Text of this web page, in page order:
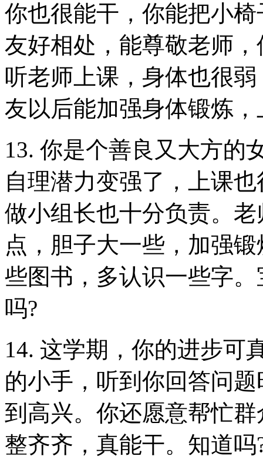
你也很能干，你能把小
友好相处，能尊敬老师
听老师上课，身体也很
友以后能加强身体锻炼
13. 你是个善良又大方的
自理潜力变强了，上课
做小组长也十分负责。
点，胆子大一些，加强
些图书，多认识一些字
吗?
14. 这学期，你的进步可
的小手，听到你回答问
到高兴。你还愿意帮忙
整齐齐，真能干。知道